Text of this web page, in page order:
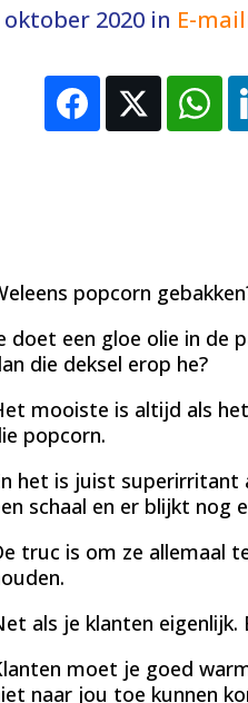
oktober 2020in E-
popcorn
doet een gloe olie in de
die deksel erop he?
mooiste is altijd als
popcorn.
het is juist superirritant
schaal en er blijkt nog
truc is om ze allemaal
als je klanten eigenlijk.
moet je goed
naar jou toe kunnen